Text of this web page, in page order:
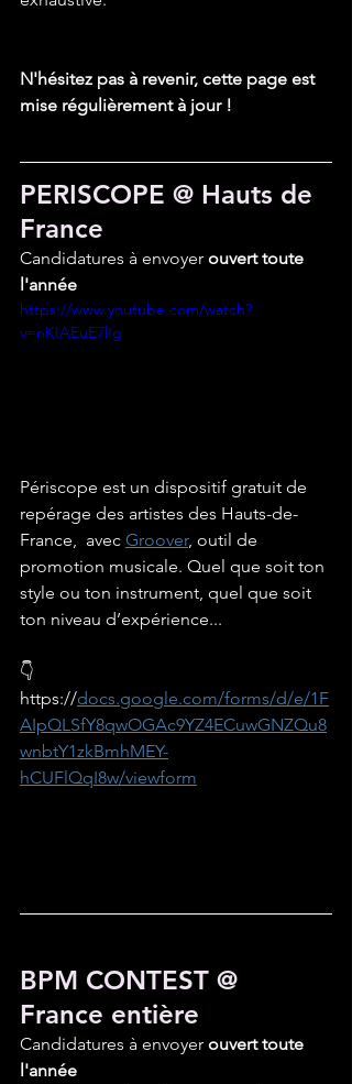
N'hésitez pas à revenir, cette page est
mise régulièrement à jour !
PERISCOPE @ Hauts de
France
Candidatures à envoyer ouvert toute
l'année
https://www.youtube.com/watch?
v=nKIAEuE7lIg
Périscope est un dispositif gratuit de
repérage des artistes des Hauts-de-
France,  avec Groover, outil de
promotion musicale. Quel que soit ton
style ou ton instrument, quel que soit
ton niveau d’expérience...
👇
https://docs.google.com/forms/d/e/1F
AIpQLSfY8qwOGAc9YZ4ECuwGNZQu8
wnbtY1zkBmhMEY-
hCUFlQqI8w/viewform
BPM CONTEST @
France entière
Candidatures à envoyer ouvert toute
l'année